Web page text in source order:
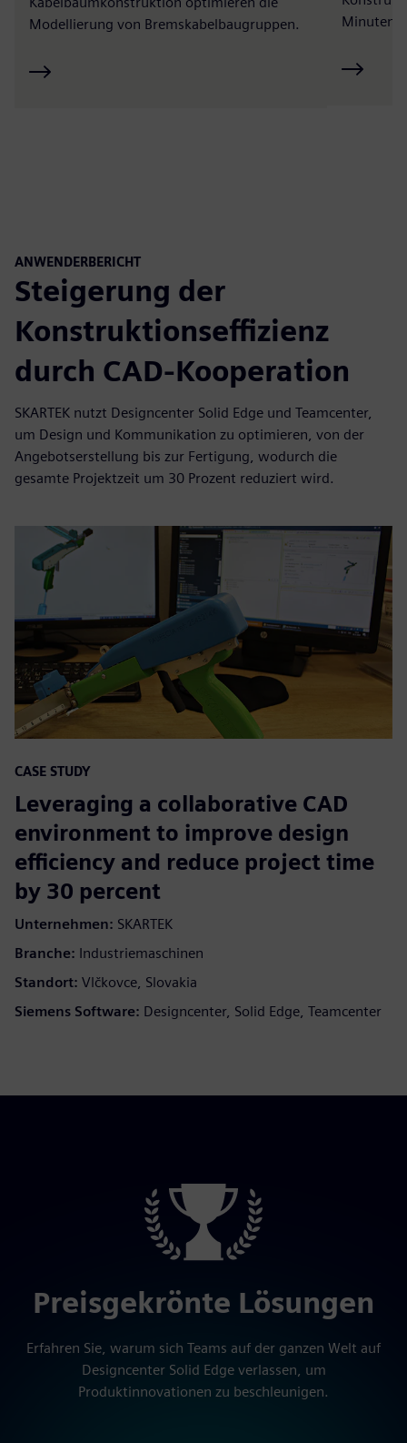
Modellierung von Bremskabelbaugruppen.
Minuten
ANWENDERBERICHT
Steigerung der
Konstruktionseffizienz
durch CAD-Kooperation
SKARTEK nutzt Designcenter Solid Edge und Teamcenter,
um Design und Kommunikation zu optimieren, von der
Angebotserstellung bis zur Fertigung, wodurch die
gesamte Projektzeit um 30 Prozent reduziert wird.
CASE STUDY
Leveraging a collaborative CAD
environment to improve design
efficiency and reduce project time
by 30 percent
Unternehmen: SKARTEK
Branche: Industriemaschinen
Standort: Vlčkovce, Slovakia
Siemens Software: Designcenter, Solid Edge, Teamcenter
Preisgekrönte Lösungen
Erfahren Sie, warum sich Teams auf der ganzen Welt auf
Designcenter Solid Edge verlassen, um
Produktinnovationen zu beschleunigen.